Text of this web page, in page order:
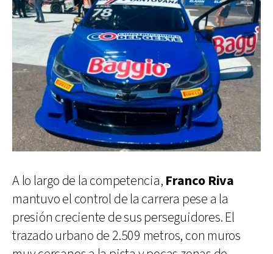
A lo largo de la competencia, Franco Riva
mantuvo el control de la carrera pese a la
presión creciente de sus perseguidores. El
trazado urbano de 2.509 metros, con muros